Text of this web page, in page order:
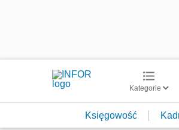
Kategorie
Księgowość